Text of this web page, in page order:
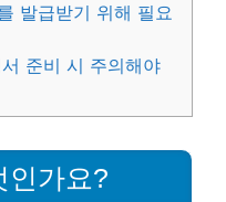
발급받기 위해 필요
준비 시 주의해야
인가요?